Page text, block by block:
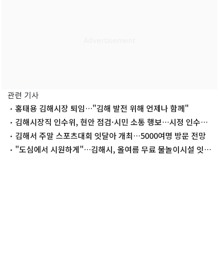
관련 기사
홍태용 김해시장 퇴임…"김해 발전 위해 언제나 함께"
김해시장직 인수위, 현안 점검·시민 소통 행보…시정 인수
'착착'
김해서 주말 스포츠대회 잇달아 개최…5000여명 방문 전망
"도심에서 시원하게"…김해시, 올여름 무료 물놀이시설 잇따